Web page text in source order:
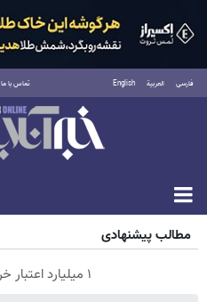
فارسی العربية English تماس با ما
شنبه ۱۷ مرداد ۱۴۰۵
مطالب پیشنهادی
۱ میلیارد اعتبار خرید طلا | بدون ضامن و چک